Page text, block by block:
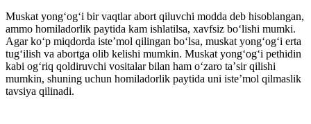
Muskat yongʻogʻi bir vaqtlar abort qiluvchi modda deb hisoblangan,
ammo homiladorlik paytida kam ishlatilsa, xavfsiz boʻlishi mumki.
Agar koʻp miqdorda isteʼmol qilingan boʻlsa, muskat yongʻogʻi erta
tugʻilish va abortga olib kelishi mumkin. Muskat yongʻogʻi pethidin
kabi ogʻriq qoldiruvchi vositalar bilan ham oʻzaro taʼsir qilishi
mumkin, shuning uchun homiladorlik paytida uni isteʼmol qilmaslik
tavsiya qilinadi.